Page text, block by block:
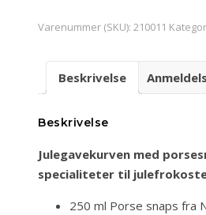
snaps
antal
Varenummer (SKU): 210011
Beskrivelse
Beskrivelse
Julegavekurven med
specialiteter til
250 ml Porse snaps fra